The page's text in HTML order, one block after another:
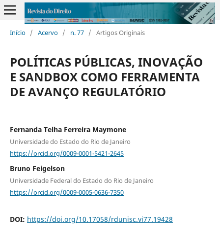
Início / Acervo / n. 77 / Artigos Originais
POLÍTICAS PÚBLICAS, INOVAÇÃO
E SANDBOX COMO FERRAMENTA
DE AVANÇO REGULATÓRIO
Fernanda Telha Ferreira Maymone
Universidade do Estado do Rio de Janeiro
https://orcid.org/0009-0001-5421-2645
Bruno Feigelson
Universidade Federal do Estado do Rio de Janeiro
https://orcid.org/0009-0005-0636-7350
DOI: https://doi.org/10.17058/rdunisc.vi77.19428